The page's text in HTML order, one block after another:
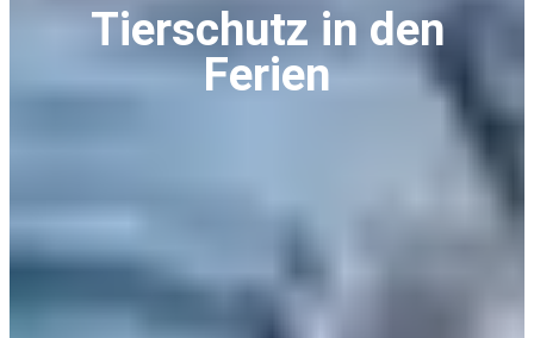
Tierschutz in den
Ferien